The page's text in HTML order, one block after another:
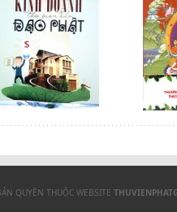
QUYỀN THUỘC WEBSITE